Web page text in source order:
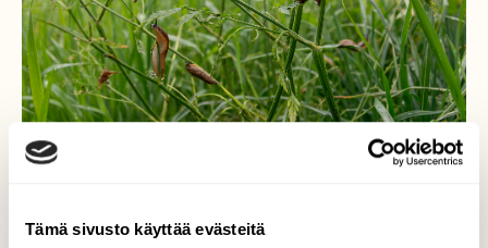
Tämä sivusto käyttää evästeitä
Kysy luonnosta: Voiko espanjansiruetanan
runsastumista estää?